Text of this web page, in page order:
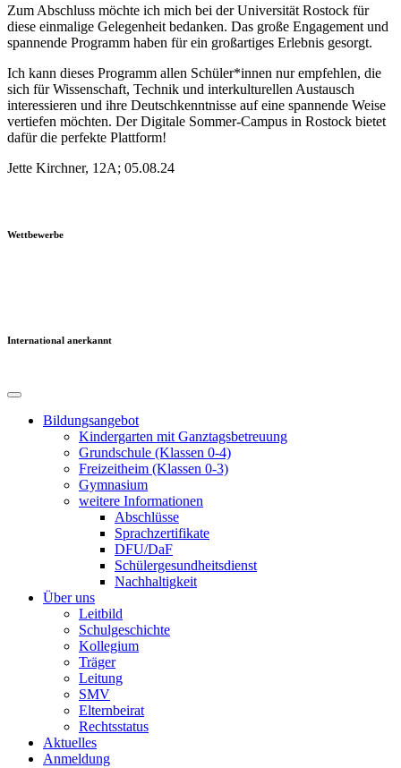
Zum Abschluss möchte ich mich bei der Universität Rostock für
diese einmalige Gelegenheit bedanken. Das große Engagement und
spannende Programm haben für ein großartiges Erlebnis gesorgt.
Ich kann dieses Programm allen Schüler*innen nur empfehlen, die
sich für Wissenschaft, Technik und interkulturellen Austausch
interessieren und ihre Deutschkenntnisse auf eine spannende Weise
vertiefen möchten. Der Digitale Sommer-Campus in Rostock bietet
dafür die perfekte Plattform!
Jette Kirchner, 12A; 05.08.24
Wettbewerbe
International anerkannt
Bildungsangebot
Kindergarten mit Ganztagsbetreuung
Grundschule (Klassen 0-4)
Freizeitheim (Klassen 0-3)
Gymnasium
weitere Informationen
Abschlüsse
Sprachzertifikate
DFU/DaF
Schülergesundheitsdienst
Nachhaltigkeit
Über uns
Leitbild
Schulgeschichte
Kollegium
Träger
Leitung
SMV
Elternbeirat
Rechtsstatus
Aktuelles
Anmeldung